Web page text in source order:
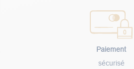
Paiement
sécurisé